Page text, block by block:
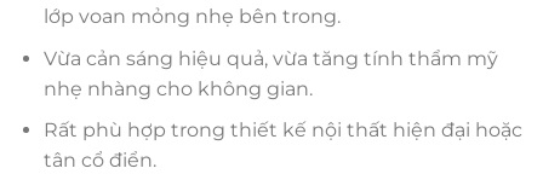
lớp voan mỏng nhẹ bên trong.
Vừa cản sáng hiệu quả, vừa tăng tính thẩm mỹ
nhẹ nhàng cho không gian.
Rất phù hợp trong thiết kế nội thất hiện đại hoặc
tân cổ điển.